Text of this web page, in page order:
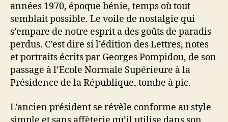
années 1970, époque bénie, temps où tout
semblait possible. Le voile de nostalgie qui
s’empare de notre esprit a des goûts de paradis
perdus. C’est dire si l’édition des Lettres, notes
et portraits écrits par Georges Pompidou, de son
passage à l’Ecole Normale Supérieure à la
Présidence de la République, tombe à pic.
L’ancien président se révèle conforme au style